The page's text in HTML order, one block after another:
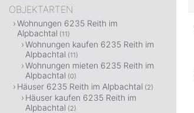
OBJEKTARTEN
Wohnungen 6235 Reith im
Alpbachtal (11)
Wohnungen kaufen 6235 Reith im
Alpbachtal (11)
Wohnungen mieten 6235 Reith im
Alpbachtal (0)
Häuser 6235 Reith im Alpbachtal (2)
Häuser kaufen 6235 Reith im
Alpbachtal (2)